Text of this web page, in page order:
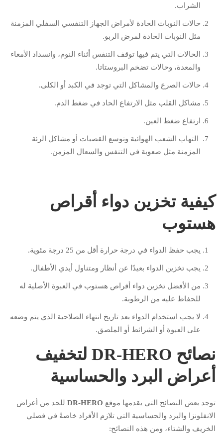
الشراب.
حالات النوبات الحادة لأمراض الجهاز التنفسي السفلي المزمنة
مثل النوبات الحادة لمرض الربو.
الحالات التي يتم فيها توقف التنفس أثناء النوم، وانسداد الأمعاء
والمعدة، وحالات تضخم البروستاتا.
حالات الصرع والمشاكل التي توجد في الكبد أو الكلى.
مشاكل القلب مثل الارتفاع الحاد في ضغط الدم.
ارتفاع ضغط العين.
التهاب الشعب الهوائية وتوسع القصبات أو مشاكل الرئة
المزمنة مثل صعوبة في التنفس والسعال المزمن.
كيفية تخزين دواء أقراص
هستوب
يجب حفظ الدواء في درجة حرارة أقل من 25 درجة مئوية.
يجب تخزين الدواء بعيدًا عن أنظار ومتناول أيدي الأطفال.
من الأفضل تخزين دواء أقراص هستوب في العبوة الأصلية له
للحفاظ عليه من الرطوبة.
لا يجب استخدام الدواء بعد تاريخ انتهاء الصلاحية الذي يتم وضعه
على العبوة أو الشرائط أو الملصق.
نصائح DR-HERO لتخفيف
أعراض البرد والحساسية
توجد بعض النصائح التي يقدمها موقع DR-HERO للحد من أعراض
الانفلونزا والبرد والحساسية التي تلازم الأفراد خاصةً في فصلي
الخريف والشتاء، ومن هذه النصائح: